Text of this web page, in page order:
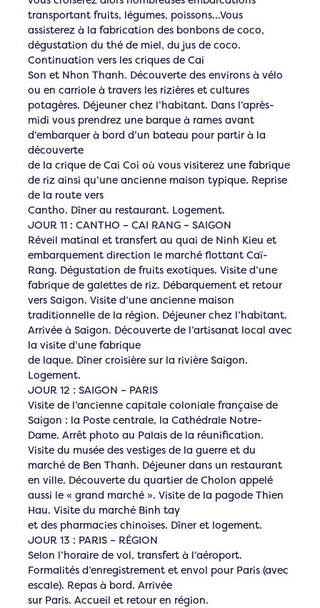
transportant fruits, légumes, poissons…Vous
assisterez à la fabrication des bonbons de coco,
dégustation du thé de miel, du jus de coco.
Continuation vers les criques de Cai
Son et Nhon Thanh. Découverte des environs à vélo
ou en carriole à travers les rizières et cultures
potagères. Déjeuner chez l’habitant. Dans l’après-
midi vous prendrez une barque à rames avant
d’embarquer à bord d’un bateau pour partir à la
découverte
de la crique de Cai Coi où vous visiterez une fabrique
de riz ainsi qu’une ancienne maison typique. Reprise
de la route vers
Cantho. Dîner au restaurant. Logement.
JOUR 11 : CANTHO – CAI RANG – SAIGON
Réveil matinal et transfert au quai de Ninh Kieu et
embarquement direction le marché flottant Caï-
Rang. Dégustation de fruits exotiques. Visite d’une
fabrique de galettes de riz. Débarquement et retour
vers Saigon. Visite d’une ancienne maison
traditionnelle de la région. Déjeuner chez l’habitant.
Arrivée à Saigon. Découverte de l’artisanat local avec
la visite d’une fabrique
de laque. Dîner croisière sur la rivière Saigon.
Logement.
JOUR 12 : SAIGON – PARIS
Visite de l’ancienne capitale coloniale française de
Saigon : la Poste centrale, la Cathédrale Notre-
Dame. Arrêt photo au Palais de la réunification.
Visite du musée des vestiges de la guerre et du
marché de Ben Thanh. Déjeuner dans un restaurant
en ville. Découverte du quartier de Cholon appelé
aussi le « grand marché ». Visite de la pagode Thien
Hau. Visite du marché Binh tay
et des pharmacies chinoises. Dîner et logement.
JOUR 13 : PARIS – RÉGION
Selon l’horaire de vol, transfert à l’aéroport.
Formalités d’enregistrement et envol pour Paris (avec
escale). Repas à bord. Arrivée
sur Paris. Accueil et retour en région.